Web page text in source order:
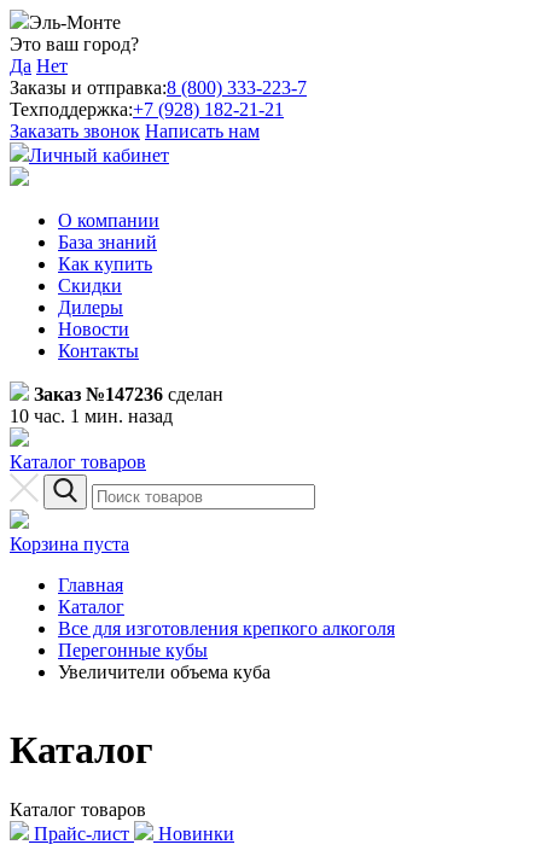
Эль-Монте
Это ваш город?
Да Нет
Заказы и отправка:8 (800) 333-223-7
Техподдержка:+7 (928) 182-21-21
Заказать звонок Написать нам
Личный кабинет
О компании
База знаний
Как купить
Скидки
Дилеры
Новости
Контакты
Заказ №147236 сделан
10 час. 1 мин. назад
Каталог товаров
Корзина пуста
Главная
Каталог
Все для изготовления крепкого алкоголя
Перегонные кубы
Увеличители объема куба
Каталог
Каталог товаров
Прайс-лист
Новинки